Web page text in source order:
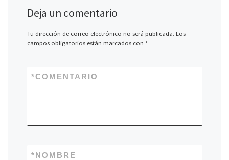
Deja un comentario
Tu dirección de correo electrónico no será publicada. Los
campos obligatorios están marcados con *
COMENTARIO
*
NOMBRE
*